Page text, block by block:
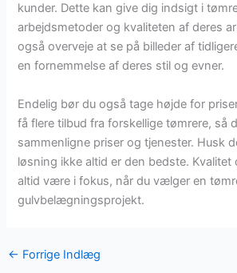
kunder. Dette kan give dig indsigt i
arbejdsmetoder og kvaliteten af deres
også overveje at se på billeder af
en fornemmelse af deres stil og evner.
Endelig bør du også tage højde for
få flere tilbud fra forskellige tømrere, så
sammenligne priser og tjenester. Husk
løsning ikke altid er den bedste. Kvalitet
altid være i fokus, når du vælger en
gulvbelægningsprojekt.
← Forrige Indlæg